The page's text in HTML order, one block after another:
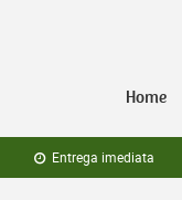
Home
Entrega imediata